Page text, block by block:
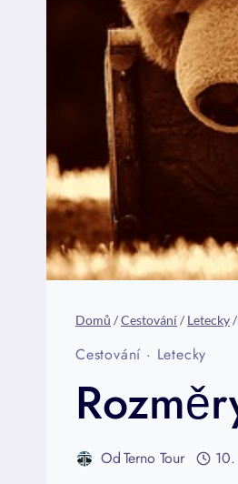
Domů /Cestování/ Letecky/
Cestování · Letecky
OdTerno Tour